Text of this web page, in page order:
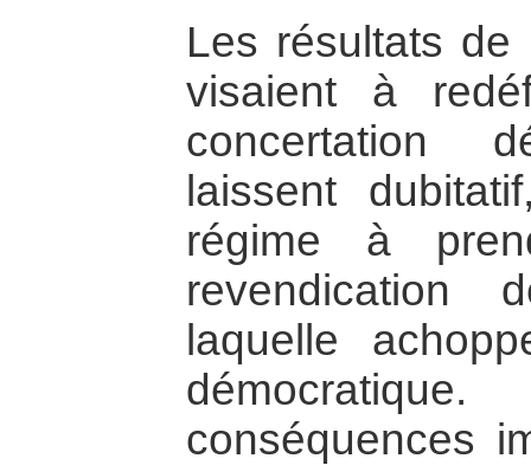
Les résultats
visaient à
concertation
laissent
régime à
laquelle
conséquences